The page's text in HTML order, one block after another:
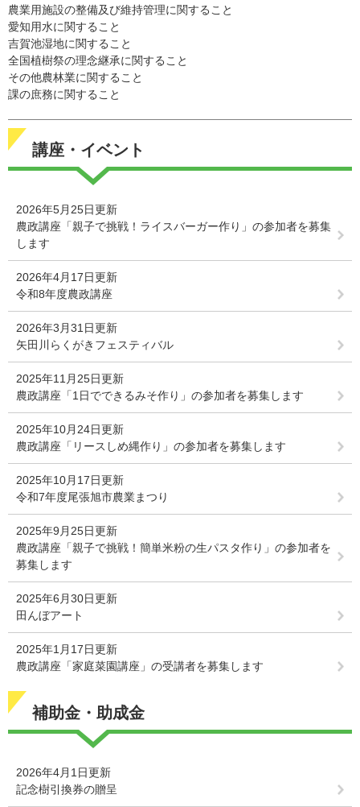
農業用施設の整備及び維持管理に関すること
愛知用水に関すること
吉賀池湿地に関すること
全国植樹祭の理念継承に関すること
その他農林業に関すること
課の庶務に関すること
講座・イベント
2026年5月25日更新
農政講座「親子で挑戦！ライスバーガー作り」の参加者を募集
します
2026年4月17日更新
令和8年度農政講座
2026年3月31日更新
矢田川らくがきフェスティバル
2025年11月25日更新
農政講座「1日でできるみそ作り」の参加者を募集します
2025年10月24日更新
農政講座「リースしめ縄作り」の参加者を募集します
2025年10月17日更新
令和7年度尾張旭市農業まつり
2025年9月25日更新
農政講座「親子で挑戦！簡単米粉の生パスタ作り」の参加者を
募集します
2025年6月30日更新
田んぼアート
2025年1月17日更新
農政講座「家庭菜園講座」の受講者を募集します
補助金・助成金
2026年4月1日更新
記念樹引換券の贈呈